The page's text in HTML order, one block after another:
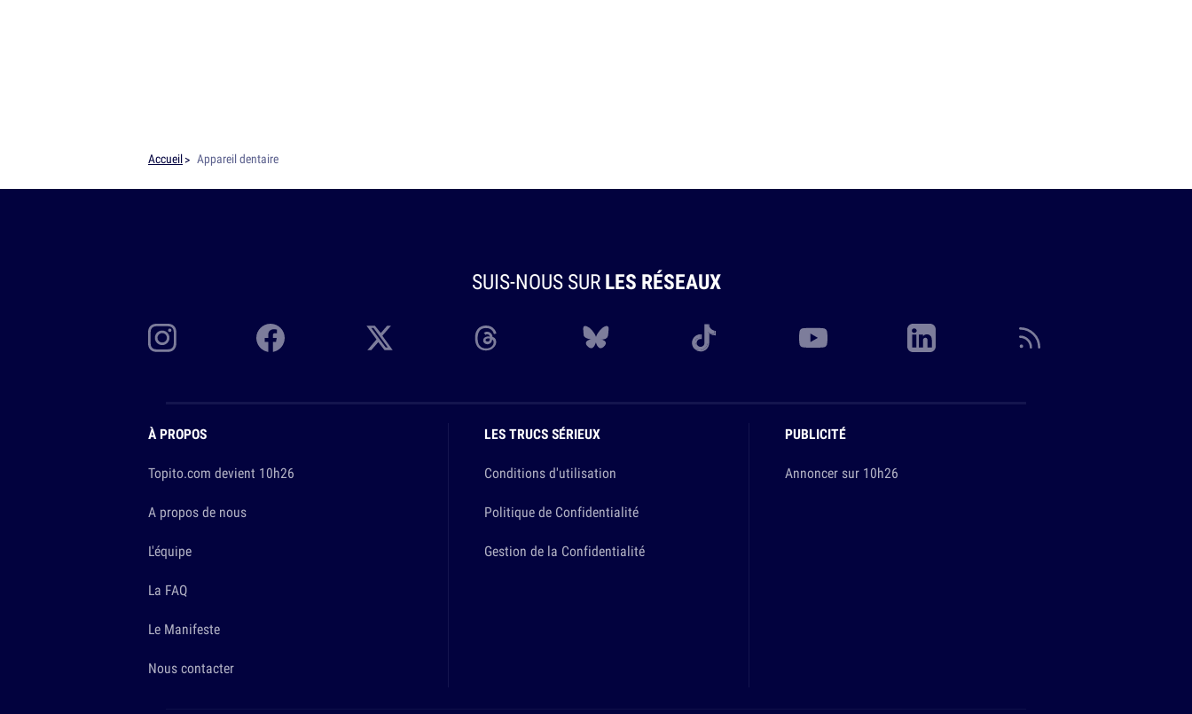
Accueil Appareil dentaire
SUIS-NOUS SURLES RÉSEAUX
À PROPOS
Topito.com devient 10h26
A propos de nous
L'équipe
La FAQ
Le Manifeste
Nous contacter
LES TRUCS SÉRIEUX
Conditions d'utilisation
Politique de Confidentialité
Gestion de la Confidentialité
PUBLICITÉ
Annoncer sur 10h26